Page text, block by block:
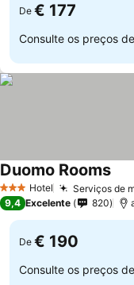
De € 177
Consulte os preços de
3 EstrelasHotel Serviços de
Duomo Rooms
9,4 Excelente 820
De € 190
Consulte os preços de